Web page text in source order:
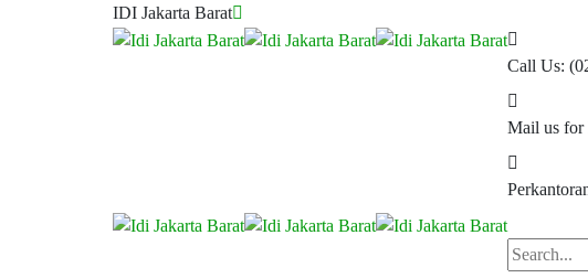
IDI Jakarta Barat
Call Us:
Mail us for